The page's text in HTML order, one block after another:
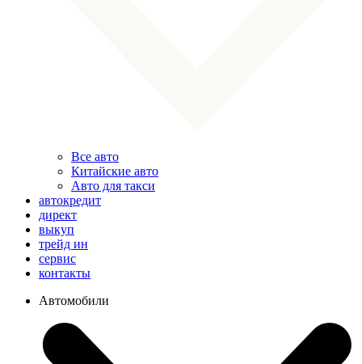
Все авто
Китайские авто
Авто для такси
автокредит
директ
выкуп
трейд ин
сервис
контакты
Автомобили